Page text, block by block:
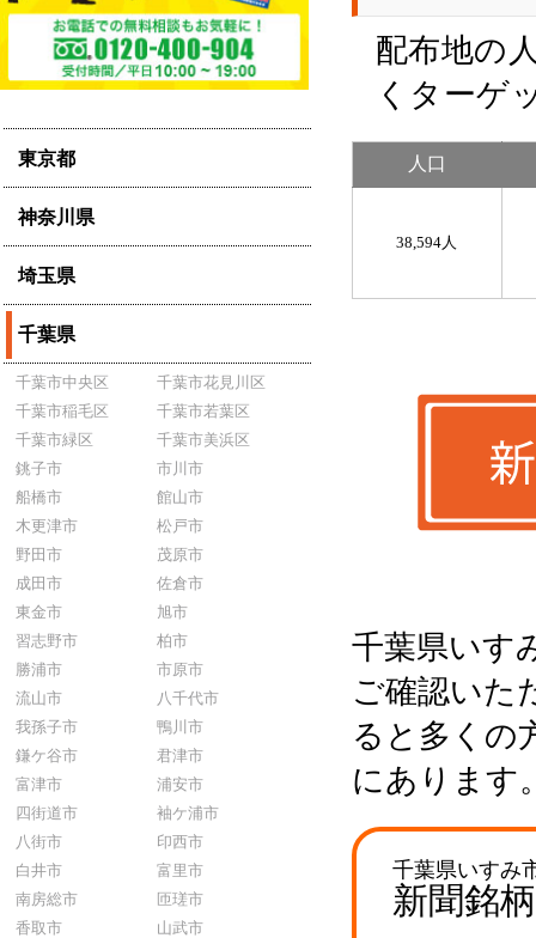
東京都
神奈川県
埼玉県
千葉県
千葉市中央区
千葉市花見川区
千葉市稲毛区
千葉市若葉区
千葉市緑区
千葉市美浜区
銚子市
市川市
船橋市
館山市
木更津市
松戸市
野田市
茂原市
成田市
佐倉市
東金市
旭市
習志野市
柏市
勝浦市
市原市
流山市
八千代市
我孫子市
鴨川市
鎌ケ谷市
君津市
富津市
浦安市
四街道市
袖ケ浦市
八街市
印西市
白井市
富里市
南房総市
匝瑳市
香取市
山武市
配布地の
くターゲ
人口
38,594人
千葉県いす
ご確認いた
ると多くの
にあります
千葉県いすみ
新聞銘